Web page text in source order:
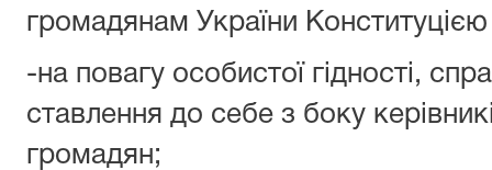
громадянам України
-на повагу особистої гідності,
ставлення до себе з боку
громадян;